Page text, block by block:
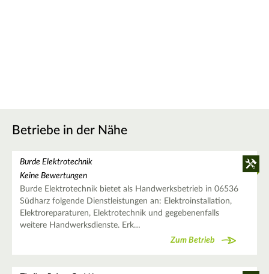
Betriebe in der Nähe
Burde Elektrotechnik
Keine Bewertungen
Burde Elektrotechnik bietet als Handwerksbetrieb in 06536
Südharz folgende Dienstleistungen an: Elektroinstallation,
Elektroreparaturen, Elektrotechnik und gegebenenfalls
weitere Handwerksdienste. Erk…
Zum Betrieb